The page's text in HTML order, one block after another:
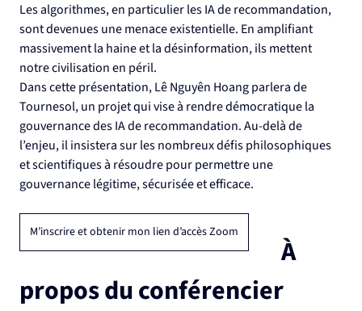
Les algorithmes, en particulier les IA de recommandation,
sont devenues une menace existentielle. En amplifiant
massivement la haine et la désinformation, ils mettent
notre civilisation en péril.
Dans cette présentation, Lê Nguyên Hoang parlera de
Tournesol, un projet qui vise à rendre démocratique la
gouvernance des IA de recommandation. Au-delà de
l’enjeu, il insistera sur les nombreux défis philosophiques
et scientifiques à résoudre pour permettre une
gouvernance légitime, sécurisée et efficace.
M’inscrire et obtenir mon lien d’accès Zoom
À
propos du conférencier